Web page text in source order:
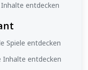
entdecken
Spiele entdecken
Inhalte entdecken